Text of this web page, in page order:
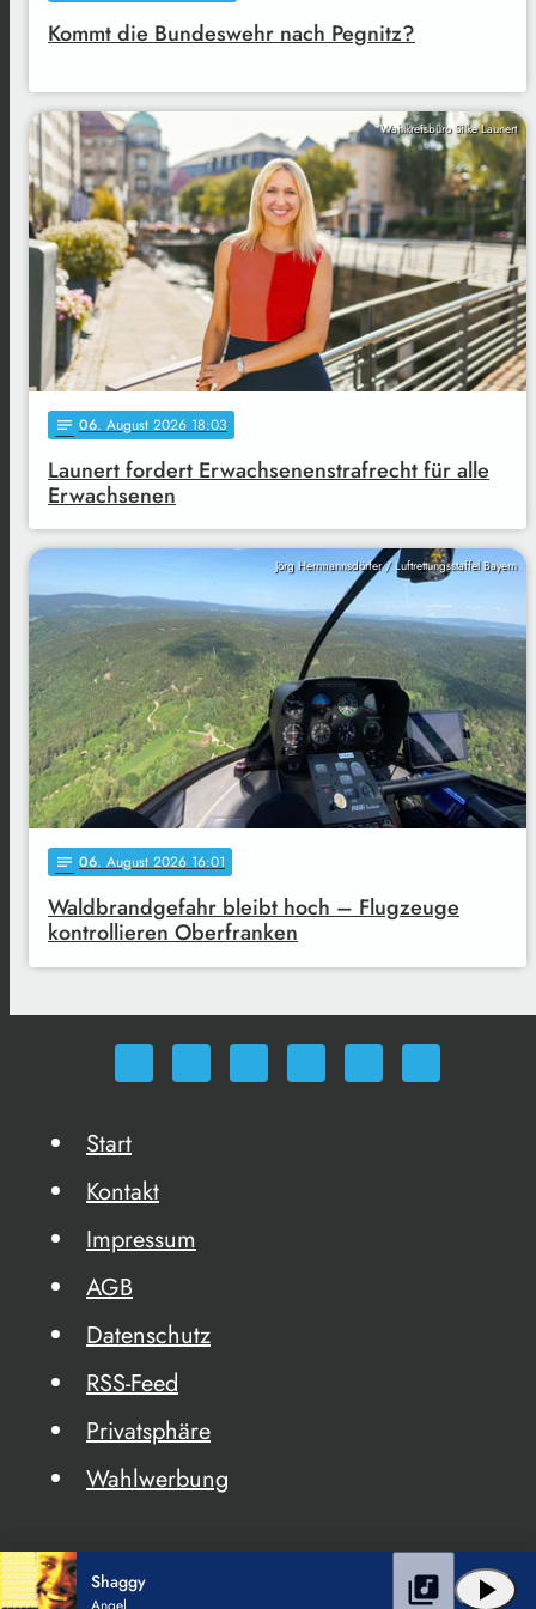
Kommt die Bundeswehr nach Pegnitz?
Wahlkreisbüro Silke Launert
notes 06. August 2026 18:03
Launert fordert Erwachsenenstrafrecht für alle
Erwachsenen
Jörg Herrmannsdörfer / Luftrettungsstaffel Bayern
notes 06. August 2026 16:01
Waldbrandgefahr bleibt hoch – Flugzeuge
kontrollieren Oberfranken
Start
Kontakt
Impressum
AGB
Datenschutz
RSS-Feed
Privatsphäre
Wahlwerbung
Shaggy play_arrow
library_music